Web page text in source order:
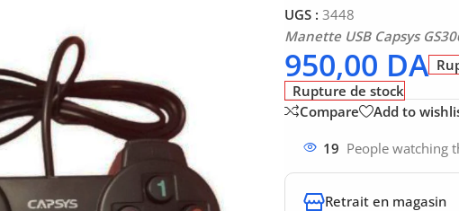
UGS : 3448
Manette USB Capsys
950,00 DA
Rupture de stock
Compare
Add to
19 People watching
Retrait en magasin